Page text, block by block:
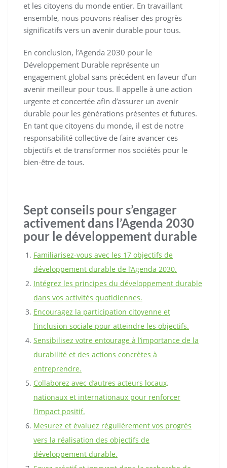
et les citoyens du monde entier. En travaillant
ensemble, nous pouvons réaliser des progrès
significatifs vers un avenir durable pour tous.
En conclusion, l’Agenda 2030 pour le
Développement Durable représente un
engagement global sans précédent en faveur d’un
avenir meilleur pour tous. Il appelle à une action
urgente et concertée afin d’assurer un avenir
durable pour les générations présentes et futures.
En tant que citoyens du monde, il est de notre
responsabilité collective de faire avancer ces
objectifs et de transformer nos sociétés pour le
bien-être de tous.
Sept conseils pour s’engager
activement dans l’Agenda 2030
pour le développement durable
Familiarisez-vous avec les 17 objectifs de
développement durable de l’Agenda 2030.
Intégrez les principes du développement durable
dans vos activités quotidiennes.
Encouragez la participation citoyenne et
l’inclusion sociale pour atteindre les objectifs.
Sensibilisez votre entourage à l’importance de la
durabilité et des actions concrètes à
entreprendre.
Collaborez avec d’autres acteurs locaux,
nationaux et internationaux pour renforcer
l’impact positif.
Mesurez et évaluez régulièrement vos progrès
vers la réalisation des objectifs de
développement durable.